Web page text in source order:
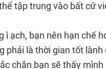
tập trung vào bất cứ
ì ạch, bạn nên hạn chế
phải là thời gian tốt
chắn bạn sẽ thấy